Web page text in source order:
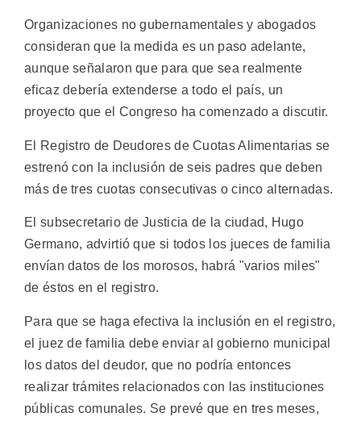
Organizaciones no gubernamentales y abogados
consideran que la medida es un paso adelante,
aunque señalaron que para que sea realmente
eficaz debería extenderse a todo el país, un
proyecto que el Congreso ha comenzado a discutir.
El Registro de Deudores de Cuotas Alimentarias se
estrenó con la inclusión de seis padres que deben
más de tres cuotas consecutivas o cinco alternadas.
El subsecretario de Justicia de la ciudad, Hugo
Germano, advirtió que si todos los jueces de familia
envían datos de los morosos, habrá "varios miles"
de éstos en el registro.
Para que se haga efectiva la inclusión en el registro,
el juez de familia debe enviar al gobierno municipal
los datos del deudor, que no podría entonces
realizar trámites relacionados con las instituciones
públicas comunales. Se prevé que en tres meses,